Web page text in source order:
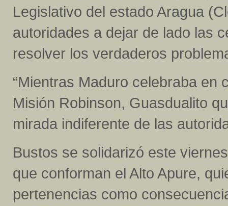
Legislativo del estado Aragua
autoridades a dejar de lado las
resolver los verdaderos
“Mientras Maduro celebraba en
Misión Robinson, Guasdualito
mirada indiferente de las
Bustos se solidarizó este
que conforman el Alto Apure,
pertenencias como